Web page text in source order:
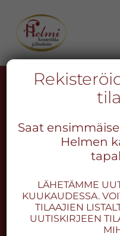
pääsisältöön
ensisijaiseen
sivupalkkiin
alatunnisteeseen
-
Kokonais­
valtainen
hyvä
olo
hyvä
aisteille
ja
onnistuminen
ovat
Mitä ovat
sarveistapit?
Talirauhasten
talirauhasten
muodostuminen
Saat
Helmen
LÄHETÄMME
KUUKAUDESSA.
TILAAJIEN
UUTISKIRJEEN